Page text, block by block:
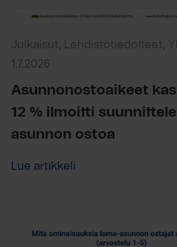
Julkaisut, Lehdistötiedotteet,
1.7.2026
Asunnonostoaikeet
12 % ilmoitti
asunnon ostoa
Lue artikkeli